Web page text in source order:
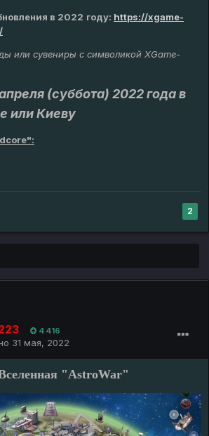
в 2022 году: https://xgame-
или сувениры с символикой XGame-
(суббота) 2022 года в
или Киеву
2
4 416
31 мая, 2022
"AstroWar"